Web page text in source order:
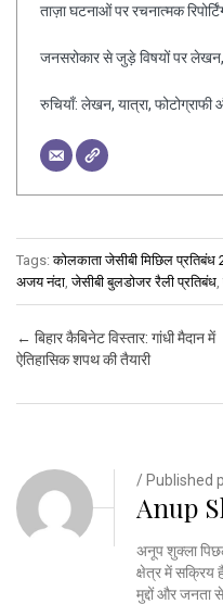
ताज़ा घटनाओं पर रचनात्मक
जनसरोकार से जुड़े विषयों पर लेखन,
रुचियाँ: लेखन, यात्रा, फोटोग्राफी
Tags:कोलकाता जेसीबी मिछिल प्रतिबंध
अजय नंदा ,जेसीबी बुलडोजर रैली प्रतिबंध ,
Post navigation
← बिहार कैबिनेट विस्तार: गांधी मैदान में
ऐतिहासिक शपथ की तैयारी
/ Published
Anup
अनूप शुक्ला
क्षेत्र में
मुद्दों और जनता